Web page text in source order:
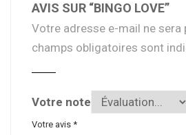
AVIS SUR “BINGO LOVE”
Votre adresse e-mail ne sera
champs obligatoires sont
Votre note
Votre avis *